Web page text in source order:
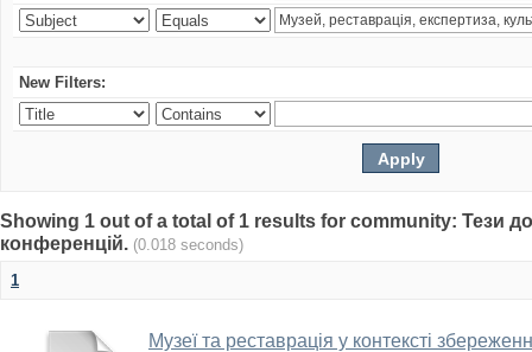
New Filters:
Showing 1 out of a total of 1 results for community: Тези
конференцій. (0.018 seconds)
1
Музеї та реставрація у контексті